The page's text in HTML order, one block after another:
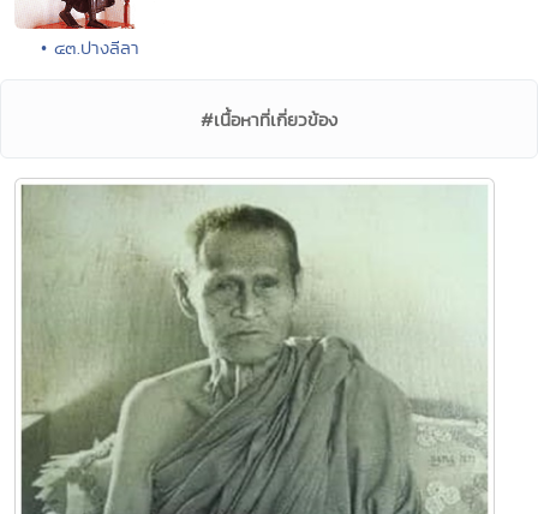
• ๔๓.ปางลีลา
#เนื้อหาที่เกี่ยวข้อง